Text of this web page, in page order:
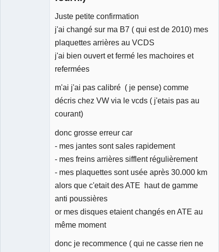
Juste petite confirmation
j'ai changé sur ma B7 ( qui est de 2010) mes
plaquettes arrières au VCDS
j'ai bien ouvert et fermé les machoires et
refermées
m'ai j'ai pas calibré ( je pense) comme
décris chez VW via le vcds ( j'etais pas au
courant)
donc grosse erreur car
- mes jantes sont sales rapidement
- mes freins arrières sifflent régulièrement
- mes plaquettes sont usée après 30.000 km
alors que c'etait des ATE haut de gamme
anti poussières
or mes disques etaient changés en ATE au
même moment
donc je recommence ( qui ne casse rien ne